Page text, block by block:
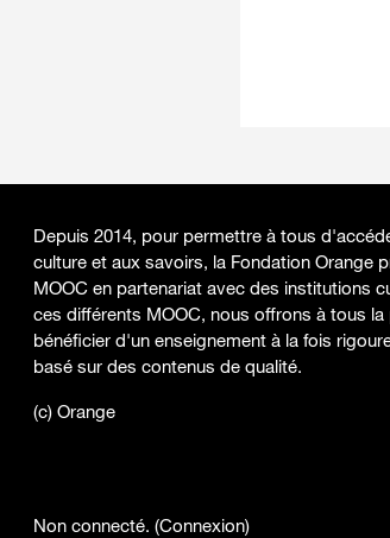
Depuis 2014, pour permettre à tous
culture et aux savoirs, la Fondation Orange
MOOC en partenariat avec des institutions
ces différents MOOC, nous offrons à tous
bénéficier d'un enseignement à la fois
basé sur des contenus de qualité.
(c) Orange
Non connecté. (Connexion)